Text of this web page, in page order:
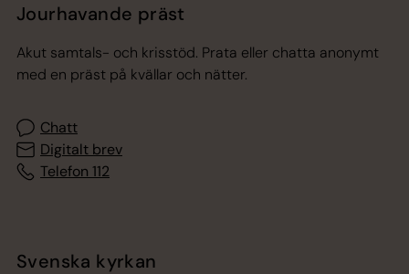
Jourhavande präst
Akut samtals- och krisstöd. Prata eller chatta anonymt
med en präst på kvällar och nätter.
Chatt
Digitalt brev
Telefon 112
Svenska kyrkan